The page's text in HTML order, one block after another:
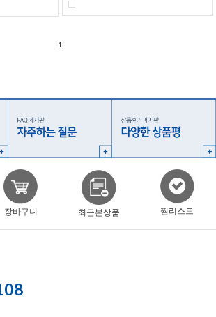
1
장바구니 최근본상품 찜리스트